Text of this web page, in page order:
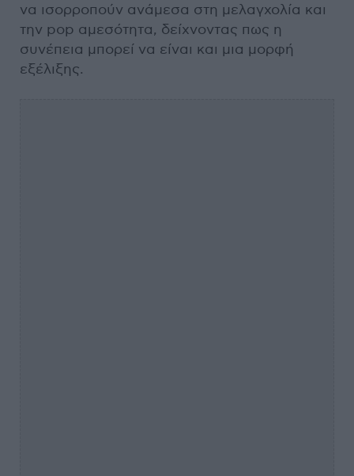
να ισορροπούν ανάμεσα στη μελαγχολία και
την pop αμεσότητα, δείχνοντας πως η
συνέπεια μπορεί να είναι και μια μορφή
εξέλιξης.